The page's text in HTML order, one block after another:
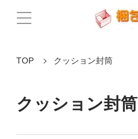
TOP クッション封筒
クッション封筒